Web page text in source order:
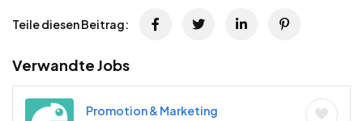
Teile diesen Beitrag:
Verwandte Jobs
Promotion & Marketing